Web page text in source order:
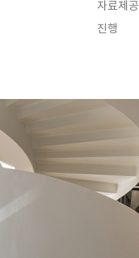
자료제공
진행